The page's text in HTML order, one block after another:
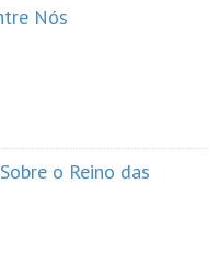
Nós
o Reino das